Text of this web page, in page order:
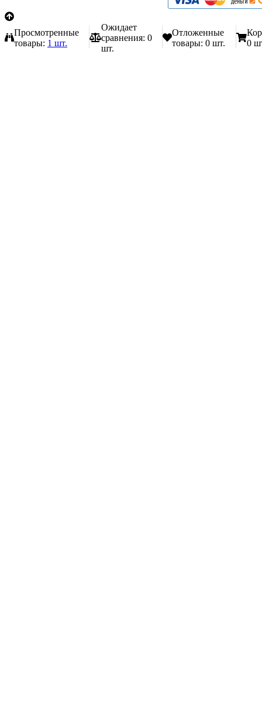
Просмотренные
товары: 1 шт.
Ожидает
сравнения: 0
шт.
Отложенные
товары: 0 шт.
0